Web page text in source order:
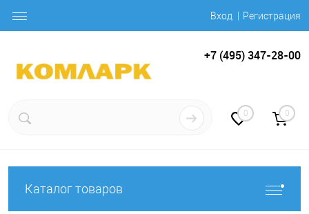
Вход Регистрация
+7 (495) 347-28-00
0 0
Каталог товаров